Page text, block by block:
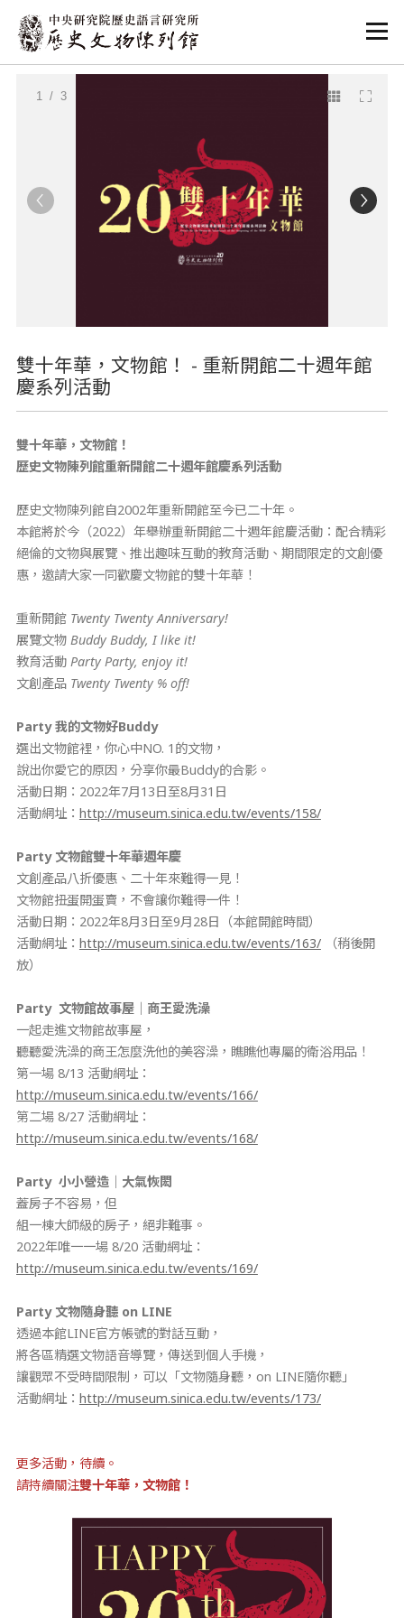
:::
:::
1/ 3
雙十年華，文物館！ - 重新開館二十週年館
慶系列活動
雙十年華，文物館！
歷史文物陳列館重新開館二十週年館慶系列活動
歷史文物陳列館自2002年重新開館至今已二十年。
本館將於今（2022）年舉辦重新開館二十週年館慶活動：配合精彩
絕倫的文物與展覽、推出趣味互動的教育活動、期間限定的文創優
惠，邀請大家一同歡慶文物館的雙十年華！
重新開館Twenty Twenty Anniversary!
展覽文物Buddy Buddy, I like it!
教育活動Party Party, enjoy it!
文創產品Twenty Twenty % off!
Party我的文物好Buddy
選出文物館裡，你心中NO. 1的文物，
說出你愛它的原因，分享你最Buddy的合影。
活動日期：2022年7月13日至8月31日
活動網址： http://museum.sinica.edu.tw/events/158/
Party 文物館雙十年華週年慶
文創產品八折優惠、二十年來難得一見！
文物館扭蛋開蛋賣，不會讓你難得一件！
活動日期：2022年8月3日至9月28日（本館開館時間）
活動網址： http://museum.sinica.edu.tw/events/163/（稍後開
放）
Party 文物館故事屋｜商王愛洗澡
一起走進文物館故事屋，
聽聽愛洗澡的商王怎麼洗他的美容澡，瞧瞧他專屬的衛浴用品！
第一場 8/13 活動網址：
http://museum.sinica.edu.tw/events/166/
第二場 8/27 活動網址：
http://museum.sinica.edu.tw/events/168/
Party 小小營造｜大氣恢閎
蓋房子不容易，但
組一棟大師級的房子，絕非難事。
2022年唯一一場 8/20 活動網址：
http://museum.sinica.edu.tw/events/169/
Party 文物隨身聽 on LINE
透過本館LINE官方帳號的對話互動，
將各區精選文物語音導覽，傳送到個人手機，
讓觀眾不受時間限制，可以「文物隨身聽，on LINE隨你聽」
活動網址： http://museum.sinica.edu.tw/events/173/
更多活動，待續。
請持續關注雙十年華，文物館！